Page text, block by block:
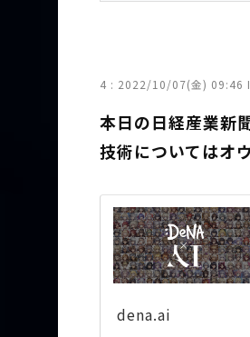
4 : 2022/10/07(金) 09:46
本日の日経産業新
技術についてはオ
dena.ai